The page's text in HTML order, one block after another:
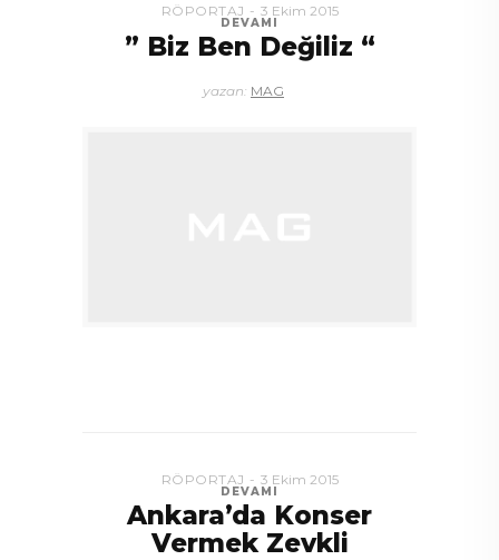
DEVAMI
RÖPORTAJ 3 Ekim 2015
” Biz Ben Değiliz “
yazan: MAG
DEVAMI
RÖPORTAJ 3 Ekim 2015
Ankara’da Konser
Vermek Zevkli